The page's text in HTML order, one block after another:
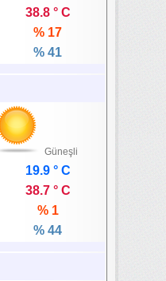
38.8 ° C
% 17
% 41
Güneşli
19.9 ° C
38.7 ° C
% 1
% 44